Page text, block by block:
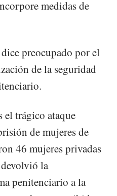
medidas de
preocupado por el
de la seguridad
el trágico ataque
de mujeres de
46 mujeres privadas
la
penitenciario a la